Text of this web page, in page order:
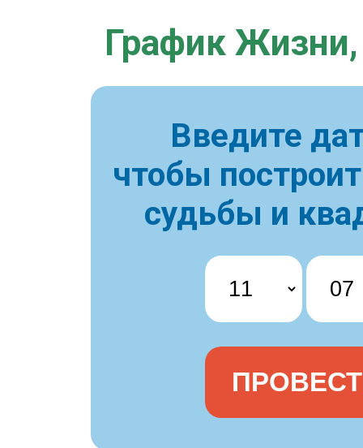
График Жизни,
Введите
чтобы
судьбы и